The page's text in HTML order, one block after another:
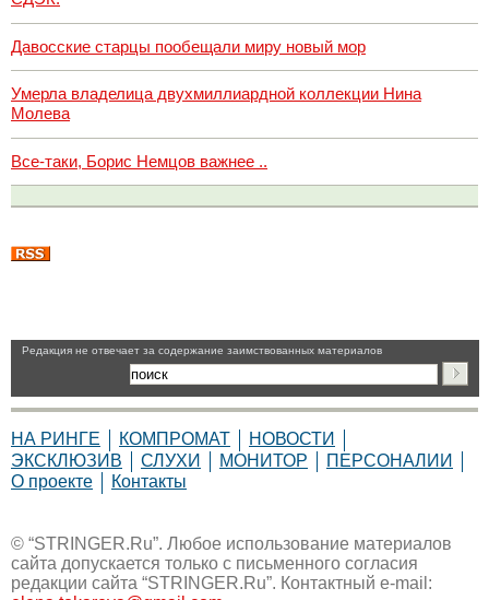
Давосские старцы пообещали миру новый мор
Умерла владелица двухмиллиардной коллекции Нина
Молева
Все-таки, Борис Немцов важнее ..
Pедакция не отвечает за содержание заимствованных материалов
НА РИНГЕ КОМПРОМАТ
НОВОСТИ
ЭКСКЛЮЗИВ
СЛУХИ МОНИТОР
ПЕРСОНАЛИИ
О проекте
Контакты
© “STRINGER.Ru”. Любое использование материалов
сайта допускается только с письменного согласия
редакции сайта “STRINGER.Ru”. Контактный e-mail: